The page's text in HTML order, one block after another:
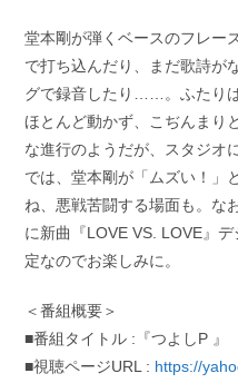
堂本剛が弾くベースのフレー
で打ち込んだり、まだ歌詩が
グで録音したり……。ふたり
ほとんど動かず、こぢんまり
な進行のようだが、スタジオ
では、堂本剛が「ムズい！」
ね、悪戦苦闘する場面も。な
に新曲『LOVE VS. LOVE』
定なのでお楽しみに。
＜番組概要＞
■番組タイトル :『つよしP 』
■視聴ページURL : https://